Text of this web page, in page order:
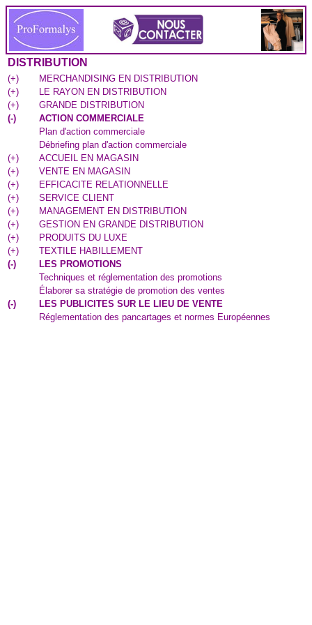
DISTRIBUTION
(+)
MERCHANDISING EN DISTRIBUTION
(+)
LE RAYON EN DISTRIBUTION
(+)
GRANDE DISTRIBUTION
(-)
ACTION COMMERCIALE
Plan d'action commerciale
Débriefing plan d'action commerciale
(+)
ACCUEIL EN MAGASIN
(+)
VENTE EN MAGASIN
(+)
EFFICACITE RELATIONNELLE
(+)
SERVICE CLIENT
(+)
MANAGEMENT EN DISTRIBUTION
(+)
GESTION EN GRANDE DISTRIBUTION
(+)
PRODUITS DU LUXE
(+)
TEXTILE HABILLEMENT
(-)
LES PROMOTIONS
Techniques et réglementation des promotions
Élaborer sa stratégie de promotion des ventes
(-)
LES PUBLICITES SUR LE LIEU DE VENTE
Réglementation des pancartages et normes Européennes